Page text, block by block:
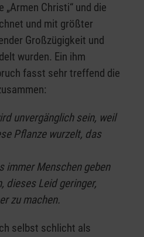
Christi“ und die
und mit größter
Großzügigkeit und
wurden. Ein ihm
fasst sehr treffend die
unvergänglich sein, weil
Pflanze wurzelt, das
immer Menschen geben
dieses Leid geringer,
zu machen.
selbst schlicht als